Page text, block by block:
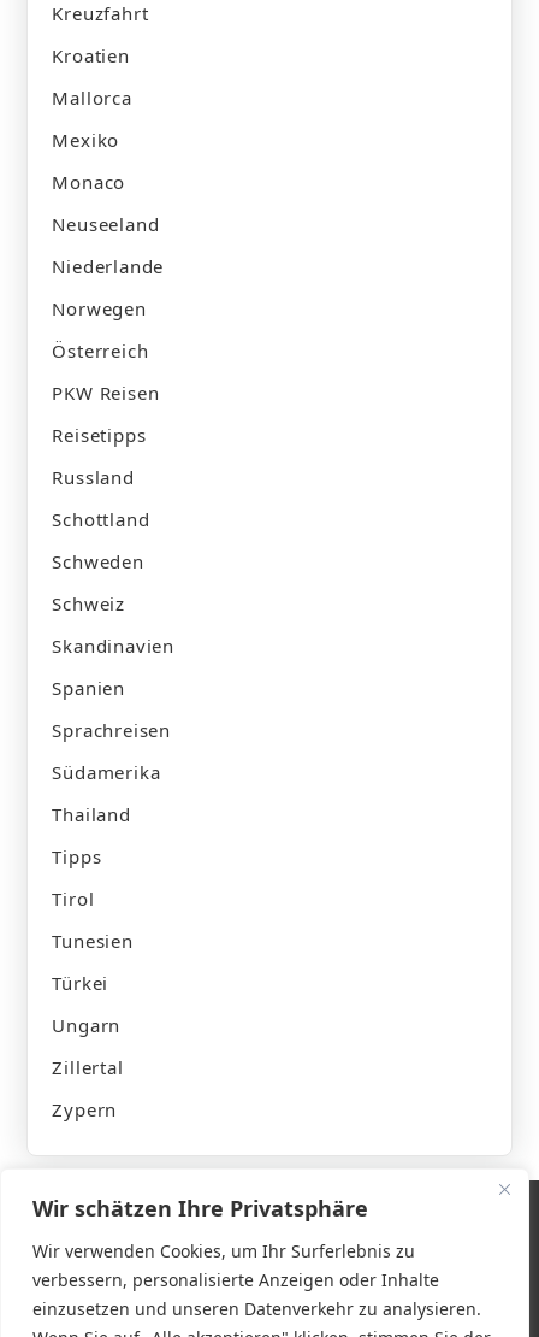
Wir schätzen Ihre Privatsphäre
Wir verwenden Cookies, um Ihr Surferlebnis zu
verbessern, personalisierte Anzeigen oder Inhalte
einzusetzen und unseren Datenverkehr zu analysieren.
Kreuzfahrt
Kroatien
Mallorca
Mexiko
Monaco
Neuseeland
Niederlande
Norwegen
Österreich
PKW Reisen
Reisetipps
Russland
Schottland
Schweden
Schweiz
Skandinavien
Spanien
Sprachreisen
Südamerika
Thailand
Tipps
Tirol
Tunesien
Türkei
Ungarn
Zillertal
Zypern
Impressum